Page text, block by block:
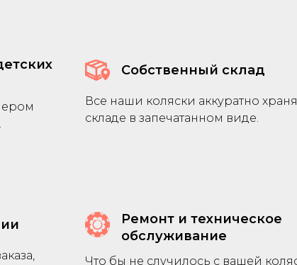
Собственный склад
Все наши коляски аккуратно
складе в запечатанном виде.
Ремонт и техническое
обслуживание
Что бы не случилось с вашей